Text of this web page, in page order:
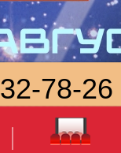
32-78-26